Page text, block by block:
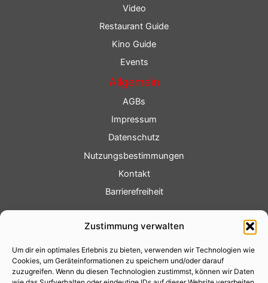
Zustimmung verwalten
Um dir ein optimales Erlebnis zu bieten, verwenden wir Technologien wie
Cookies, um Geräteinformationen zu speichern und/oder darauf
zuzugreifen. Wenn du diesen Technologien zustimmst, können wir Daten
Video
Restaurant Guide
Kino Guide
Events
Allgemein
AGBs
Impressum
Datenschutz
Nutzungsbestimmungen
Kontakt
Barrierefreiheit
Fotoservice
Videoservice
Werbung